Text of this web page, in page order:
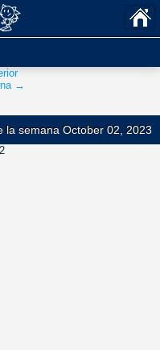
→
la semana October 02, 2023